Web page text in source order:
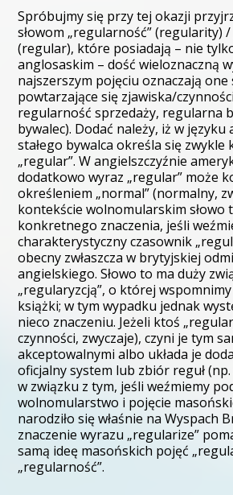
Spróbujmy się przy tej okazji
słowom „regularność” (regularity)
(regular), które posiadają – nie
anglosaskim – dość wieloznaczną
najszerszym pojęciu oznaczają one
powtarzające się zjawiska/
regularność sprzedaży, regularna
bywalec). Dodać należy, iż w języku
stałego bywalca określa się
„regular”. W angielszczyźnie
dodatkowo wyraz „regular” może
określeniem „normal” (normalny,
kontekście wolnomularskim słowo
konkretnego znaczenia, jeśli
charakterystyczny czasownik
obecny zwłaszcza w brytyjskiej
angielskiego. Słowo to ma duży
„regularyzcją”, o której wspomnimy
książki; w tym wypadku jednak
nieco znaczeniu. Jeżeli ktoś
czynności, zwyczaje), czyni je tym
akceptowalnymi albo układa je
oficjalny system lub zbiór reguł
w związku z tym, jeśli weźmiemy
wolnomularstwo i pojęcie
narodziło się właśnie na Wyspach
znaczenie wyrazu „regularize”
samą ideę masońskich pojęć
„regularność”.